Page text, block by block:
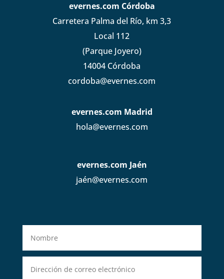
evernes.com Córdoba
Carretera Palma del Río, km 3,3
Local 112
(Parque Joyero)
14004 Córdoba
cordoba@evernes.com
evernes.com Madrid
hola@evernes.com
evernes.com Jaén
jaén@evernes.com